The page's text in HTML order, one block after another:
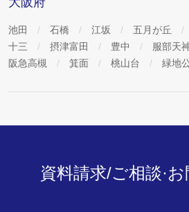
池田 石橋 江坂 五月が丘
十三
摂津富田 豊中 服部天
阪急高槻
箕面 桃山台 緑地
資料請求/ご相談·